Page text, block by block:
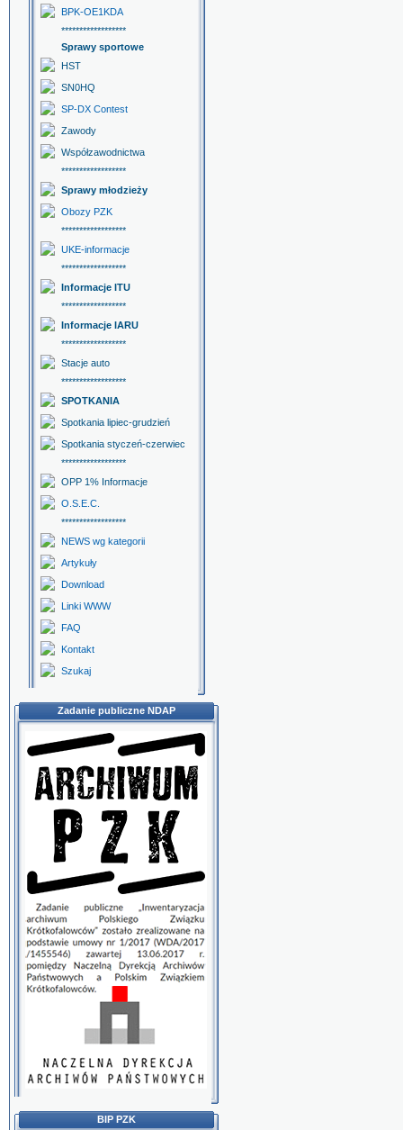
BPK-OE1KDA
******************
Sprawy sportowe
HST
SN0HQ
SP-DX Contest
Zawody
Współzawodnictwa
******************
Sprawy młodzieży
Obozy PZK
******************
UKE-informacje
******************
Informacje ITU
******************
Informacje IARU
******************
Stacje auto
******************
SPOTKANIA
Spotkania lipiec-grudzień
Spotkania styczeń-czerwiec
******************
OPP 1% Informacje
O.S.E.C.
******************
NEWS wg kategorii
Artykuły
Download
Linki WWW
FAQ
Kontakt
Szukaj
Zadanie publiczne NDAP
BIP PZK